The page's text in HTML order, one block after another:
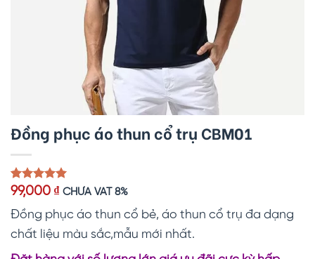
Đồng phục áo thun cổ trụ CBM01
5.00trên 5
dựa trên
1
đánh giá
99,000 ₫ CHƯA VAT 8%
Đồng phục áo thun cổ bẻ, áo thun cổ trụ đa dạng
chất liệu màu sắc,mẫu mới nhất.